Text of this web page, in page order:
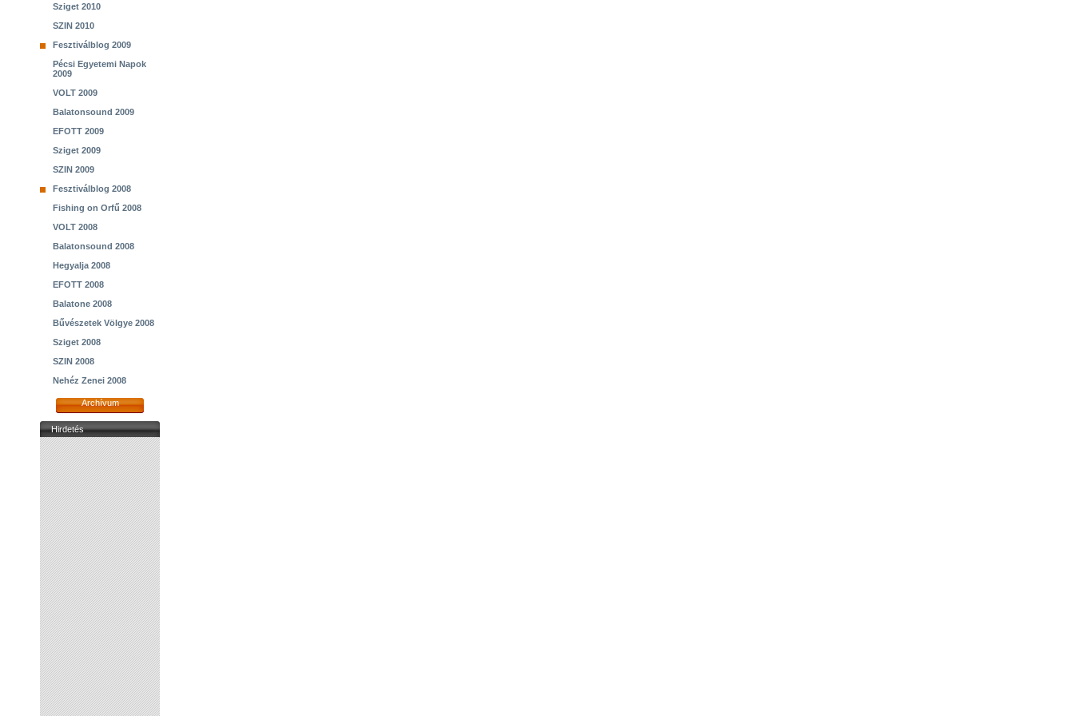
Sziget 2010
SZIN 2010
Fesztiválblog 2009
Pécsi Egyetemi Napok
2009
VOLT 2009
Balatonsound 2009
EFOTT 2009
Sziget 2009
SZIN 2009
Fesztiválblog 2008
Fishing on Orfű 2008
VOLT 2008
Balatonsound 2008
Hegyalja 2008
EFOTT 2008
Balatone 2008
Bűvészetek Völgye 2008
Sziget 2008
SZIN 2008
Nehéz Zenei 2008
Archívum
Hirdetés